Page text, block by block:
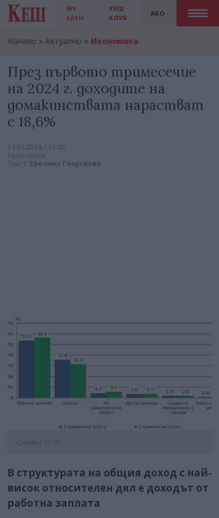
MY
CASH
АБО
КЕШ
КЛУБ
Начало Актуално Икономика
През първото тримесечие
на 2024 г. доходите на
домакинствата нарастват
с 18,6%
17.05.2024 / 15:30
Икономика
Текст: Евелина Георгиева
Снимка: НСИ
В структурата на общия доход с най-
висок относителен дял е доходът от
работна заплата